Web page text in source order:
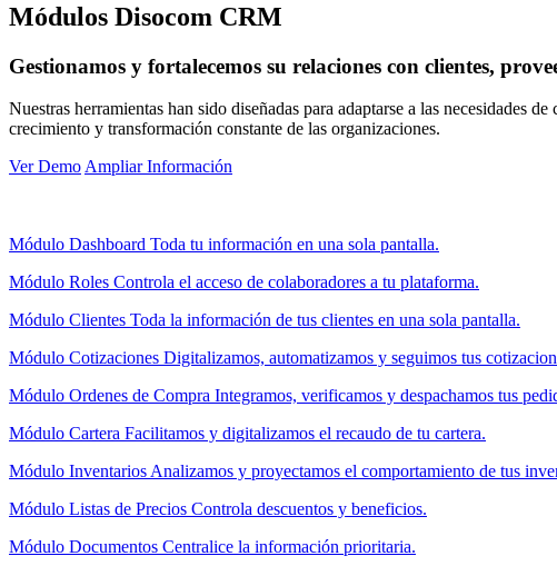
Módulos Disocom CRM
Gestionamos y fortalecemos su relaciones con clientes,
Nuestras herramientas han sido diseñadas para adaptarse a las necesidades
crecimiento y transformación constante de las organizaciones.
Ver Demo Ampliar Información
Módulo Dashboard Toda tu información en una sola pantalla.
Módulo Roles Controla el acceso de colaboradores a tu plataforma.
Módulo Clientes Toda la información de tus clientes en una sola pantalla.
Módulo Cotizaciones Digitalizamos, automatizamos y seguimos tus
Módulo Ordenes de Compra Integramos, verificamos y despachamos tus
Módulo Cartera Facilitamos y digitalizamos el recaudo de tu cartera.
Módulo Inventarios Analizamos y proyectamos el comportamiento de tus
Módulo Listas de Precios Controla descuentos y beneficios.
Módulo Documentos Centralice la información prioritaria.